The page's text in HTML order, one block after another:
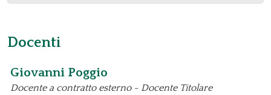
Docenti
Giovanni Poggio
Docente a contratto esterno - Docente Titolare